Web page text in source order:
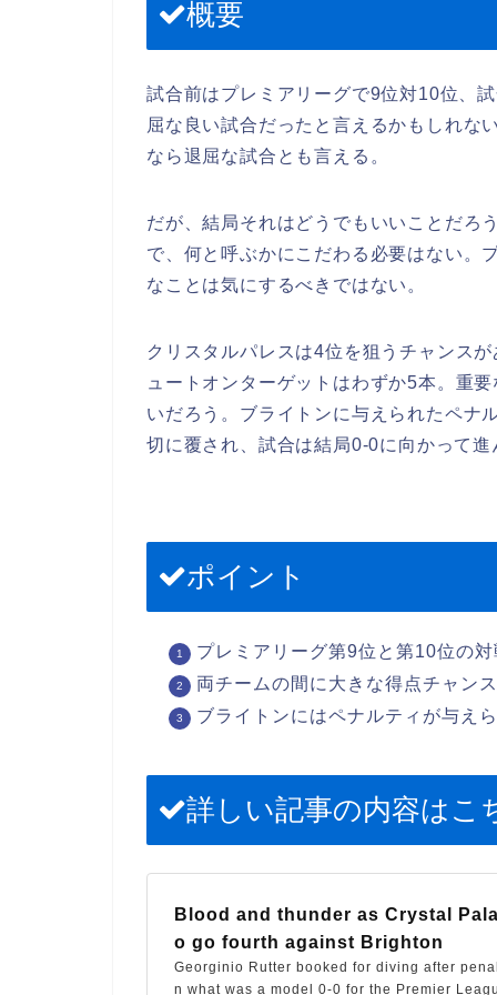
概要
試合前はプレミアリーグで9位対10位、
屈な良い試合だったと言えるかもしれな
なら退屈な試合とも言える。
だが、結局それはどうでもいいことだろ
で、何と呼ぶかにこだわる必要はない。
なことは気にするべきではない。
クリスタルパレスは4位を狙うチャンス
ュートオンターゲットはわずか5本。重
いだろう。ブライトンに与えられたペナ
切に覆され、試合は結局0-0に向かって進
ポイント
プレミアリーグ第9位と第10位の
両チームの間に大きな得点チャン
ブライトンにはペナルティが与え
詳しい記事の内容はこ
Blood and thunder as Crystal
o go fourth against Brighton
Georginio Rutter booked for diving after
n what was a model 0-0 for the Premier